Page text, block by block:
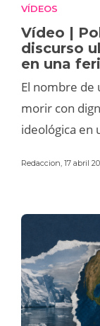
VÍDEOS
Vídeo |
discurso
en una
El nombre de
morir con
ideológica en
Redaccion, 17 abril